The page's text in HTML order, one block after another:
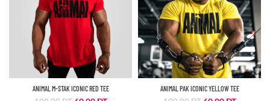
ANIMAL M-STAK ICONIC RED TEE ANIMAL PAK ICONIC YELLOW TEE